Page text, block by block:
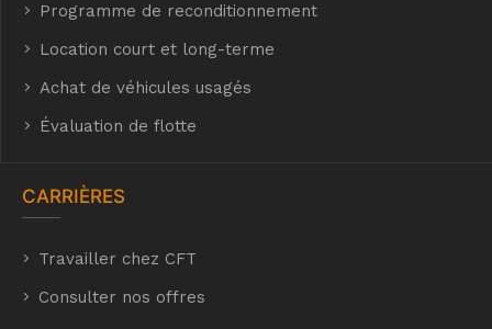
Programme de reconditionnement
Location court et long-terme
Achat de véhicules usagés
Évaluation de flotte
CARRIÈRES
Travailler chez CFT
Consulter nos offres